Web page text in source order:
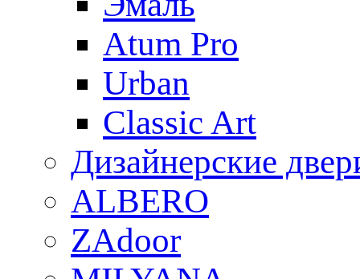
Atum Pro
Urban
Classic Art
Дизайнерские
ALBERO
ZAdoor